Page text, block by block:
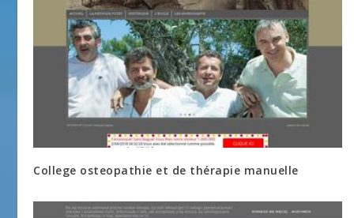
College osteopathie et de thérapie manuelle